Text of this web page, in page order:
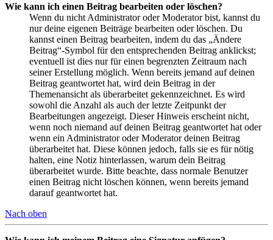
Wie kann ich einen Beitrag bearbeiten oder löschen?
Wenn du nicht Administrator oder Moderator bist, kannst du
nur deine eigenen Beiträge bearbeiten oder löschen. Du
kannst einen Beitrag bearbeiten, indem du das „Ändere
Beitrag“-Symbol für den entsprechenden Beitrag anklickst;
eventuell ist dies nur für einen begrenzten Zeitraum nach
seiner Erstellung möglich. Wenn bereits jemand auf deinen
Beitrag geantwortet hat, wird dein Beitrag in der
Themenansicht als überarbeitet gekennzeichnet. Es wird
sowohl die Anzahl als auch der letzte Zeitpunkt der
Bearbeitungen angezeigt. Dieser Hinweis erscheint nicht,
wenn noch niemand auf deinen Beitrag geantwortet hat oder
wenn ein Administrator oder Moderator deinen Beitrag
überarbeitet hat. Diese können jedoch, falls sie es für nötig
halten, eine Notiz hinterlassen, warum dein Beitrag
überarbeitet wurde. Bitte beachte, dass normale Benutzer
einen Beitrag nicht löschen können, wenn bereits jemand
darauf geantwortet hat.
Nach oben